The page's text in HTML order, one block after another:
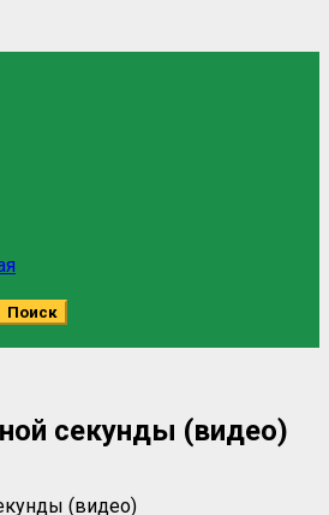
секунды (видео)